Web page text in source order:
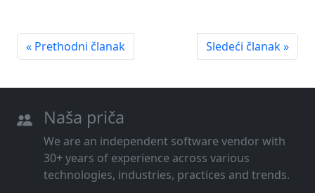
« Prethodni članak Sledeći članak »
Naša priča
We are an independent software vendor with
30+ years of experience across various
technologies, industries, practices and trends.